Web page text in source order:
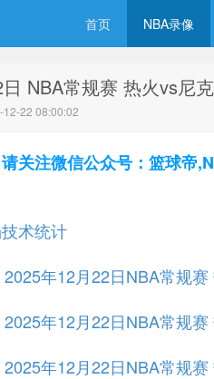
首页 NBA录像
NBA常规赛 热火vs尼
12-22 08:00:02
关注微信公众号：篮球帝
术统计
年12月22日NBA常规
年12月22日NBA常规
年12月22日NBA常规